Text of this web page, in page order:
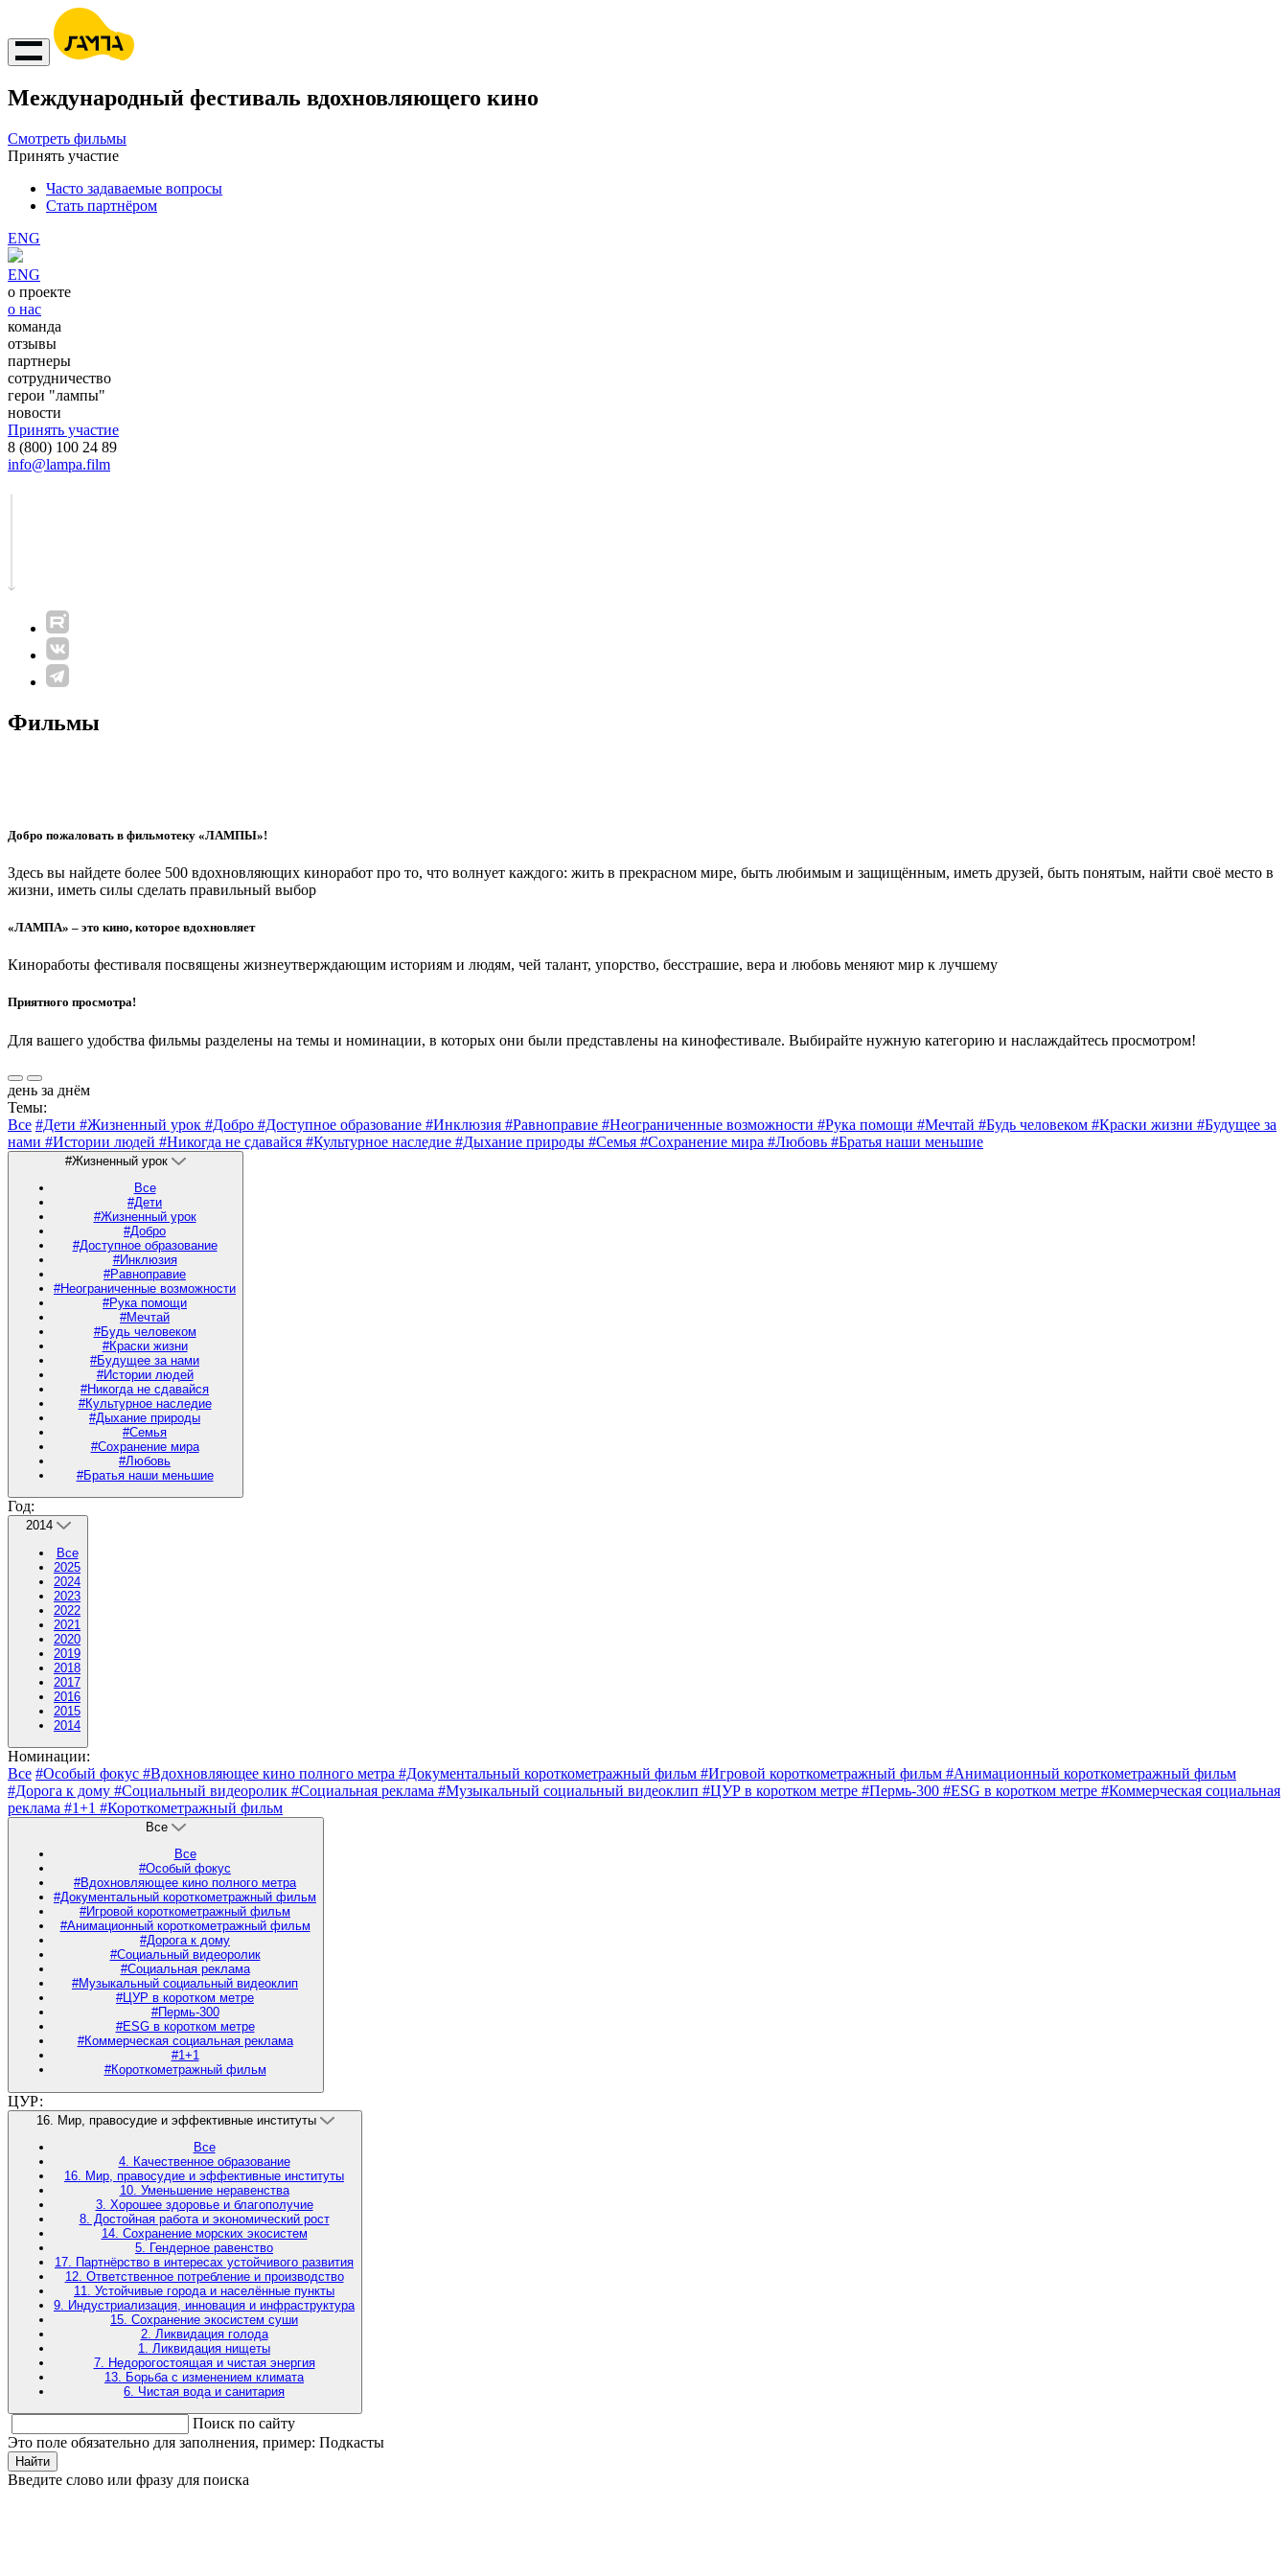
Международный фестиваль вдохновляющего кино
Смотреть фильмы
Принять участие
Часто задаваемые вопросы
Стать партнёром
ENG
ENG
о проекте
о нас
команда
отзывы
партнеры
сотрудничество
герои "лампы"
новости
Принять участие
8 (800) 100 24 89
info@lampa.film
Фильмы
Добро пожаловать в фильмотеку «ЛАМПЫ»!
Здесь вы найдете более 500 вдохновляющих киноработ про то, что волнует каждого: жить в прекрасном мире, быть любимым и защищённым, иметь друзей, быть понятым, найти своё место в
жизни, иметь силы сделать правильный выбор
«ЛАМПА» – это кино, которое вдохновляет
Киноработы фестиваля посвящены жизнеутверждающим историям и людям, чей талант, упорство, бесстрашие, вера и любовь меняют мир к лучшему
Приятного просмотра!
Для вашего удобства фильмы разделены на темы и номинации, в которых они были представлены на кинофестивале. Выбирайте нужную категорию и наслаждайтесь просмотром!
день за днём
Темы:
Все #Дети #Жизненный урок #Добро #Доступное образование #Инклюзия #Равноправие #Неограниченные возможности #Рука помощи #Мечтай #Будь человеком #Краски жизни #Будущее за
нами #Истории людей #Никогда не сдавайся #Культурное наследие #Дыхание природы #Семья #Сохранение мира #Любовь #Братья наши меньшие
#Жизненный урок
Все
#Дети
#Жизненный урок
#Добро
#Доступное образование
#Инклюзия
#Равноправие
#Неограниченные возможности
#Рука помощи
#Мечтай
#Будь человеком
#Краски жизни
#Будущее за нами
#Истории людей
#Никогда не сдавайся
#Культурное наследие
#Дыхание природы
#Семья
#Сохранение мира
#Любовь
#Братья наши меньшие
Год:
2014
Все
2025
2024
2023
2022
2021
2020
2019
2018
2017
2016
2015
2014
Номинации:
Все #Особый фокус #Вдохновляющее кино полного метра #Документальный короткометражный фильм #Игровой короткометражный фильм #Анимационный короткометражный фильм
#Дорога к дому #Социальный видеоролик #Социальная реклама #Музыкальный социальный видеоклип #ЦУР в коротком метре #Пермь-300 #ESG в коротком метре #Коммерческая социальная
реклама #1+1 #Короткометражный фильм
Все
Все
#Особый фокус
#Вдохновляющее кино полного метра
#Документальный короткометражный фильм
#Игровой короткометражный фильм
#Анимационный короткометражный фильм
#Дорога к дому
#Социальный видеоролик
#Социальная реклама
#Музыкальный социальный видеоклип
#ЦУР в коротком метре
#Пермь-300
#ESG в коротком метре
#Коммерческая социальная реклама
#1+1
#Короткометражный фильм
ЦУР:
16. Мир, правосудие и эффективные институты
Все
4. Качественное образование
16. Мир, правосудие и эффективные институты
10. Уменьшение неравенства
3. Хорошее здоровье и благополучие
8. Достойная работа и экономический рост
14. Сохранение морских экосистем
5. Гендерное равенство
17. Партнёрство в интересах устойчивого развития
12. Ответственное потребление и производство
11. Устойчивые города и населённые пункты
9. Индустриализация, инновация и инфраструктура
15. Сохранение экосистем суши
2. Ликвидация голода
1. Ликвидация нищеты
7. Недорогостоящая и чистая энергия
13. Борьба с изменением климата
6. Чистая вода и санитария
Поиск по сайту
Это поле обязательно для заполнения, пример: Подкасты
Найти
Введите слово или фразу для поиска